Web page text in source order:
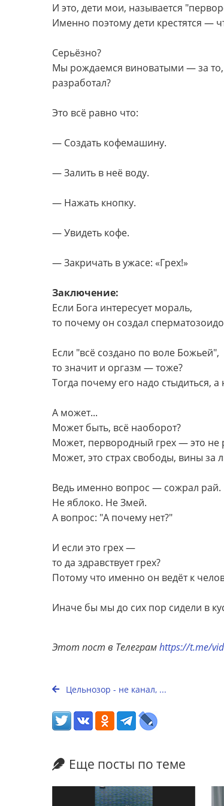
И это, дети мои, называется
Именно поэтому дети крестятся —
Серьёзно?
Мы рождаемся виноватыми — за то,
разработал?
Это всё равно что:
— Создать кофемашину.
— Залить в неё воду.
— Нажать кнопку.
— Увидеть кофе.
— Закричать в ужасе: «Грех!»
Заключение:
Если Бога интересует мораль,
то почему он создал
Если "всё создано по воле Божьей",
то значит и оргазм — тоже?
Тогда почему его надо стыдиться,
А может...
Может быть, всё наоборот?
Может, первородный грех — это не
Может, это страх свободы, вины за
Ведь именно вопрос — сожрал рай.
Не яблоко. Не Змей.
А вопрос: "А почему нет?"
И если это грех —
то да здравствует грех?
Потому что именно он ведёт к
Иначе бы мы до сих пор сидели в
Этот пост в Телеграмhttps://t.me/
Цельнозор - не канал, ...
Еще посты по теме